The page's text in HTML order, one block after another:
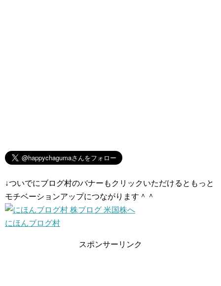
↓ついでにブログ村のバナーもクリックいただけるともっと
モチベーションアップにつながります＾＾
にほんブログ村
スポンサーリンク